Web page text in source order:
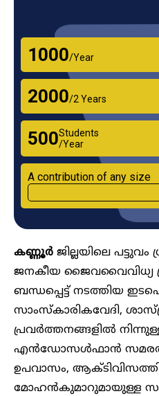
₹1000/Year
₹2000/2 Years
₹500Students
/Year
A contribution of any size
കണ്ണൂര്‍ ജില്ലയിലെ
ജനകീയ ജൈവവൈവിധ്യ
ബന്ധപ്പെട്ട് നടത്തിയ
സാംസ്‌കാരികവേദി,
പ്രവര്‍ത്തനങ്ങളില്‍
എന്‍ഡോസള്‍ഫാന്‍
ഉപവാസം,
മോഹന്‍കുമാറുമായുള്ള